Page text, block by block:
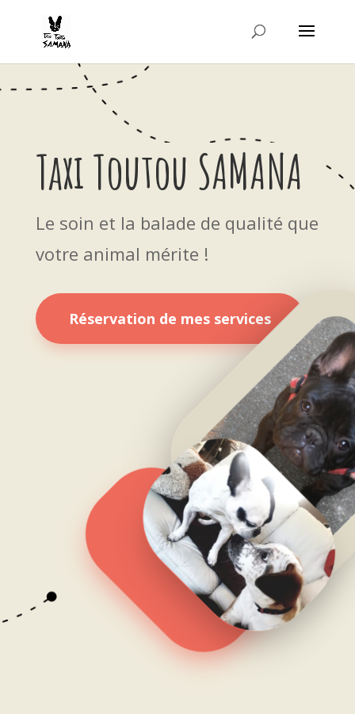
Taxi Toutou SAMANA
Le soin et la balade de qualité que
votre animal mérite !
Réservation de mes services